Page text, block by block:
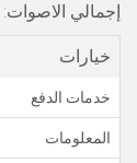
إجمالي الاصوات:
خيارات
خدمات الدفع
المعلومات